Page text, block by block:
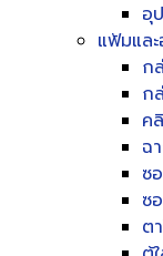
อุ
แฟ้มแล
ก
ก
ค
ฉ
ซ
ซ
ต